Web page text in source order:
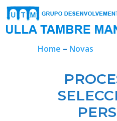
Home – Novas